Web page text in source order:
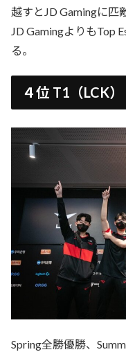
越すとJD Gamingに匹
JD GamingよりもTop
る。
４位 T1（LCK）
Spring全勝優勝、